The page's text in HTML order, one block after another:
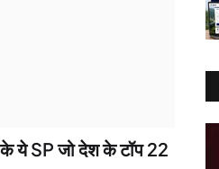
के ये SP जो देश के टॉप 22